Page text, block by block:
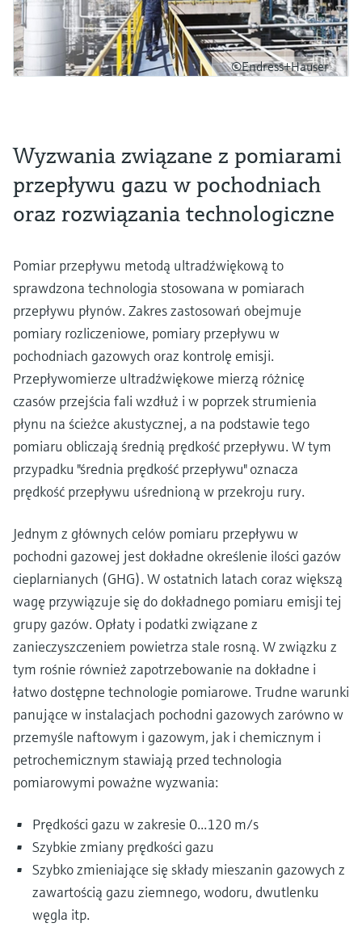
©Endress+Hauser
Wyzwania związane z pomiarami
przepływu gazu w pochodniach
oraz rozwiązania technologiczne
Pomiar przepływu metodą ultradźwiękową to
sprawdzona technologia stosowana w pomiarach
przepływu płynów. Zakres zastosowań obejmuje
pomiary rozliczeniowe, pomiary przepływu w
pochodniach gazowych oraz kontrolę emisji.
Przepływomierze ultradźwiękowe mierzą różnicę
czasów przejścia fali wzdłuż i w poprzek strumienia
płynu na ścieżce akustycznej, a na podstawie tego
pomiaru obliczają średnią prędkość przepływu. W tym
przypadku "średnia prędkość przepływu" oznacza
prędkość przepływu uśrednioną w przekroju rury.
Jednym z głównych celów pomiaru przepływu w
pochodni gazowej jest dokładne określenie ilości gazów
cieplarnianych (GHG). W ostatnich latach coraz większą
wagę przywiązuje się do dokładnego pomiaru emisji tej
grupy gazów. Opłaty i podatki związane z
zanieczyszczeniem powietrza stale rosną. W związku z
tym rośnie również zapotrzebowanie na dokładne i
łatwo dostępne technologie pomiarowe. Trudne warunki
panujące w instalacjach pochodni gazowych zarówno w
przemyśle naftowym i gazowym, jak i chemicznym i
petrochemicznym stawiają przed technologia
pomiarowymi poważne wyzwania:
Prędkości gazu w zakresie 0...120 m/s
Szybkie zmiany prędkości gazu
Szybko zmieniające się składy mieszanin gazowych z
zawartością gazu ziemnego, wodoru, dwutlenku
węgla itp.